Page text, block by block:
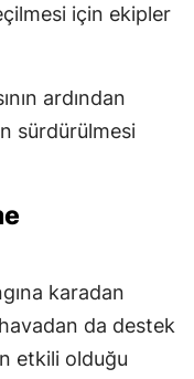
için ekipler
ardından
sürdürülmesi
karadan
da destek
etkili olduğu